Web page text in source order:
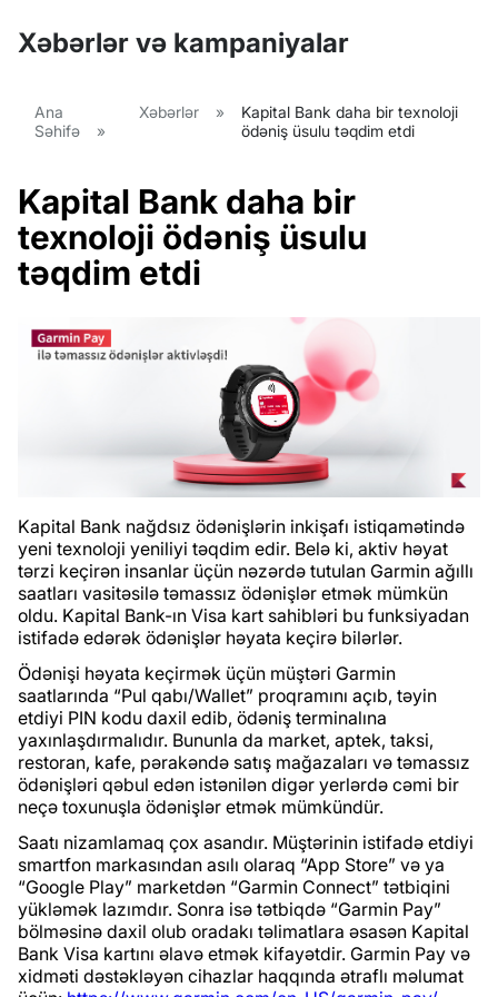
Xəbərlər və kampaniyalar
Ana
Səhifə
»
Xəbərlər »
Kapital Bank daha bir texnoloji
ödəniş üsulu təqdim etdi
Kapital Bank daha bir
texnoloji ödəniş üsulu
təqdim etdi
Kapital Bank nağdsız ödənişlərin inkişafı istiqamətində
yeni texnoloji yeniliyi təqdim edir. Belə ki, aktiv həyat
tərzi keçirən insanlar üçün nəzərdə tutulan Garmin ağıllı
saatları vasitəsilə təmassız ödənişlər etmək mümkün
oldu. Kapital Bank-ın Visa kart sahibləri bu funksiyadan
istifadə edərək ödənişlər həyata keçirə bilərlər.
Ödənişi həyata keçirmək üçün müştəri Garmin
saatlarında “Pul qabı/Wallet” proqramını açıb, təyin
etdiyi PIN kodu daxil edib, ödəniş terminalına
yaxınlaşdırmalıdır. Bununla da market, aptek, taksi,
restoran, kafe, pərakəndə satış mağazaları və təmassız
ödənişləri qəbul edən istənilən digər yerlərdə cəmi bir
neçə toxunuşla ödənişlər etmək mümkündür.
Saatı nizamlamaq çox asandır. Müştərinin istifadə etdiyi
smartfon markasından asılı olaraq “App Store” və ya
“Google Play” marketdən “Garmin Connect” tətbiqini
yükləmək lazımdır. Sonra isə tətbiqdə “Garmin Pay”
bölməsinə daxil olub oradakı təlimatlara əsasən Kapital
Bank Visa kartını əlavə etmək kifayətdir. Garmin Pay və
xidməti dəstəkləyən cihazlar haqqında ətraflı məlumat